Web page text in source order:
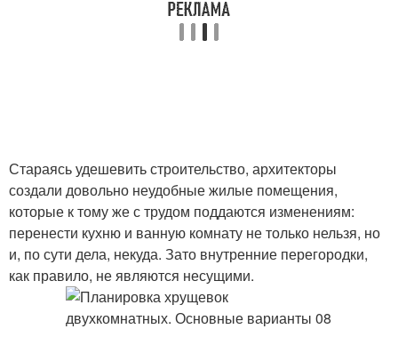
Стараясь удешевить строительство, архитекторы
создали довольно неудобные жилые помещения,
которые к тому же с трудом поддаются изменениям:
перенести кухню и ванную комнату не только нельзя, но
и, по сути дела, некуда. Зато внутренние перегородки,
как правило, не являются несущими.